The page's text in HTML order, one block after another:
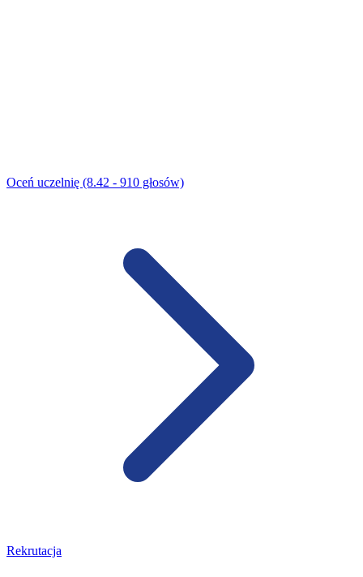
Oceń uczelnię (8.42 - 910 głosów)
Rekrutacja